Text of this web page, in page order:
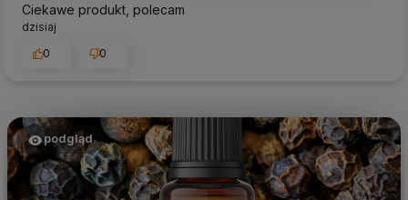
Ciekawe produkt, polecam
dzisiaj
0
0
podgląd